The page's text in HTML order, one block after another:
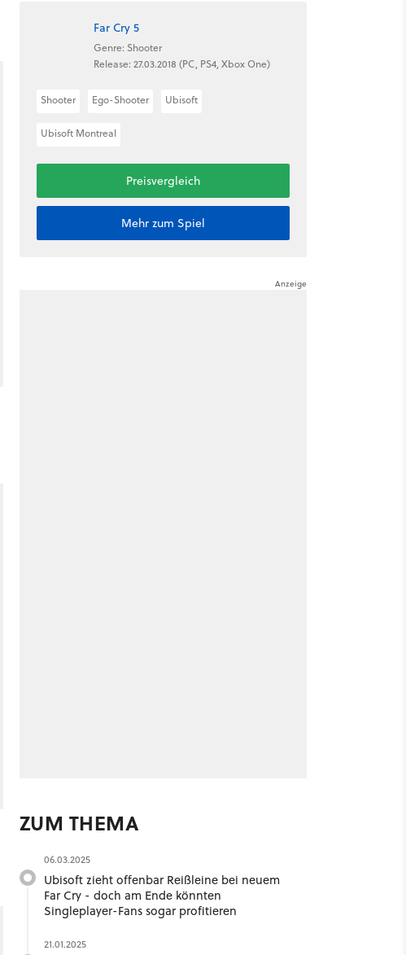
Far Cry 5
Genre: Shooter
Release: 27.03.2018 (PC, PS4, Xbox One)
Shooter Ego-Shooter Ubisoft
Ubisoft Montreal
Preisvergleich
Mehr zum Spiel
ZUM THEMA
06.03.2025
Ubisoft zieht offenbar Reißleine bei neuem
Far Cry - doch am Ende könnten
Singleplayer-Fans sogar profitieren
21.01.2025